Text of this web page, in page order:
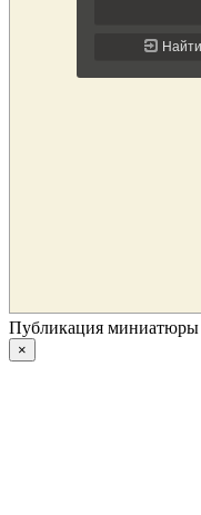
Публикация миниатюры
×